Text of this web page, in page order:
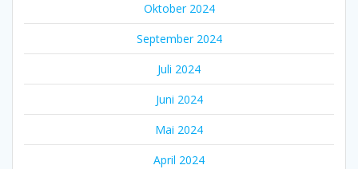
Oktober 2024
September 2024
Juli 2024
Juni 2024
Mai 2024
April 2024